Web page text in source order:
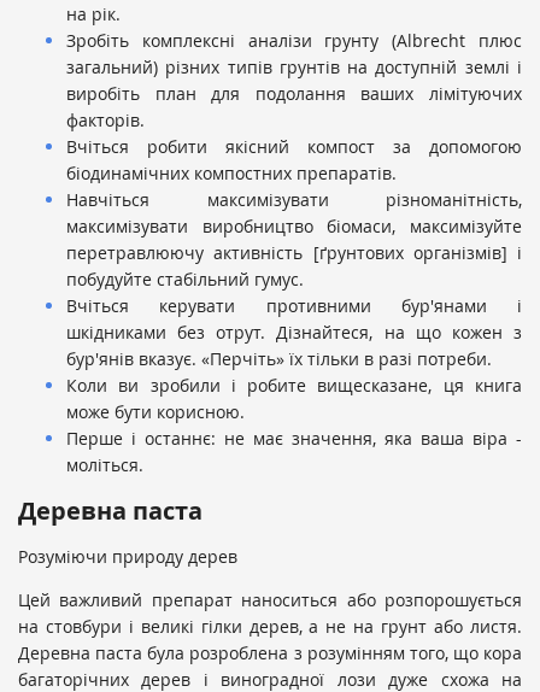
на рік.
Зробіть комплексні аналізи грунту (Albrecht плюс
загальний) різних типів грунтів на доступній землі і
виробіть план для подолання ваших лімітуючих
факторів.
Вчіться робити якісний компост за допомогою
біодинамічних компостних препаратів.
Навчіться максимізувати різноманітність,
максимізувати виробництво біомаси, максимізуйте
перетравлюючу активність [ґрунтових організмів] і
побудуйте стабільний гумус.
Вчіться керувати противними бур'янами і
шкідниками без отрут. Дізнайтеся, на що кожен з
бур'янів вказує. «Перчіть» їх тільки в разі потреби.
Коли ви зробили і робите вищесказане, ця книга
може бути корисною.
Перше і останнє: не має значення, яка ваша віра -
моліться.
Деревна паста
Розуміючи природу дерев
Цей важливий препарат наноситься або розпорошується
на стовбури і великі гілки дерев, а не на грунт або листя.
Деревна паста була розроблена з розумінням того, що кора
багаторічних дерев і виноградної лози дуже схожа на